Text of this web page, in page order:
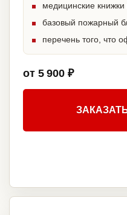
медицинские
базовый пожарный
перечень того, что
от 5 900 ₽